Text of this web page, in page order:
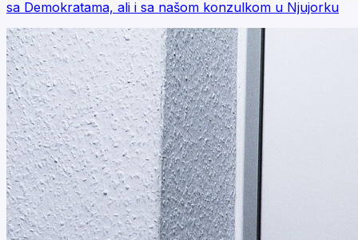
sa Demokratama, ali i sa našom konzulkom u Njujorku